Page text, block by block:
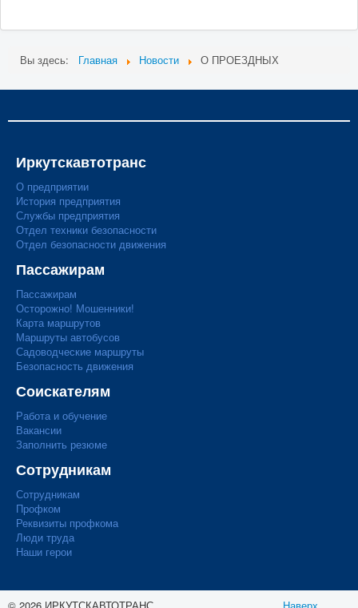
Вы здесь: Главная Новости О ПРОЕЗДНЫХ
Иркутскавтотранс
О предприятии
История предприятия
Службы предприятия
Отдел техники безопасности
Отдел безопасности движения
Пассажирам
Пассажирам
Осторожно! Мошенники!
Карта маршрутов
Маршруты автобусов
Садоводческие маршруты
Безопасность движения
Соискателям
Работа и обучение
Вакансии
Заполнить резюме
Сотрудникам
Сотрудникам
Профком
Реквизиты профкома
Люди труда
Наши герои